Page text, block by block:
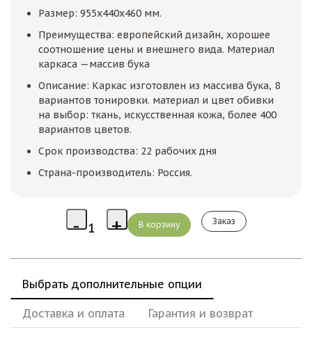
Размер: 955х440х460 мм.
Преимущества: европейский дизайн, хорошее
соотношение цены и внешнего вида. Материал
каркаса —массив бука
Описание: Каркас изготовлен из массива бука, 8
вариантов тонировки. материал и цвет обивки
на выбор: ткань, искусственная кожа, более 400
вариантов цветов.
Срок производства: 22 рабочих дня
Страна-производитель: Россия.
Заказ
Выбрать дополнительные опции
Доставка и оплата Гарантия и возврат